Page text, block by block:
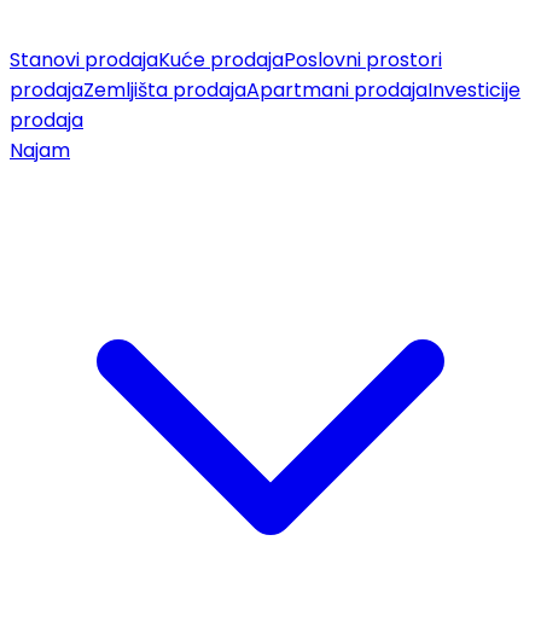
Stanovi prodajaKuće prodajaPoslovni prostori
prodajaZemljišta prodajaApartmani prodajaInvesticije
prodaja
Najam